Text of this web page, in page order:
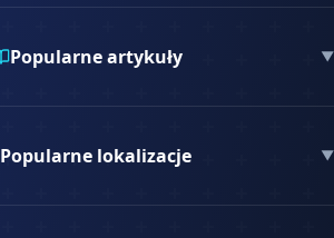
Popularne artykuły ▼
Popularne lokalizacje ▼